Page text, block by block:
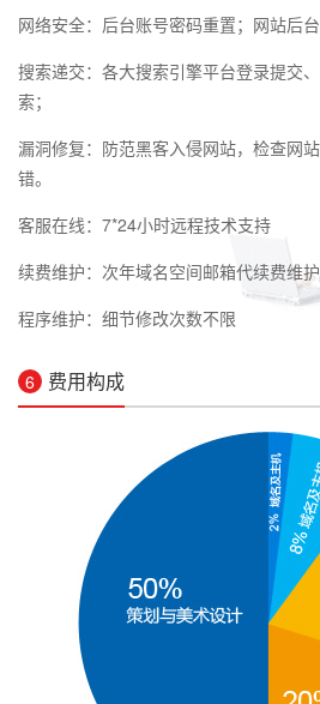
网络安全：后台账号密码重置；网站后
搜索递交：各大搜索引擎平台登录提交
索；
漏洞修复：防范黑客入侵网站，检查网
错。
客服在线：7*24小时远程技术支持
续费维护：次年域名空间邮箱代续费维护
程序维护：细节修改次数不限
6 费用构成